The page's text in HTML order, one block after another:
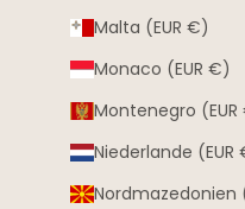
Malta (EUR €)
Monaco (EUR €)
Montenegro
Niederlande (EUR
Nordmazedonien